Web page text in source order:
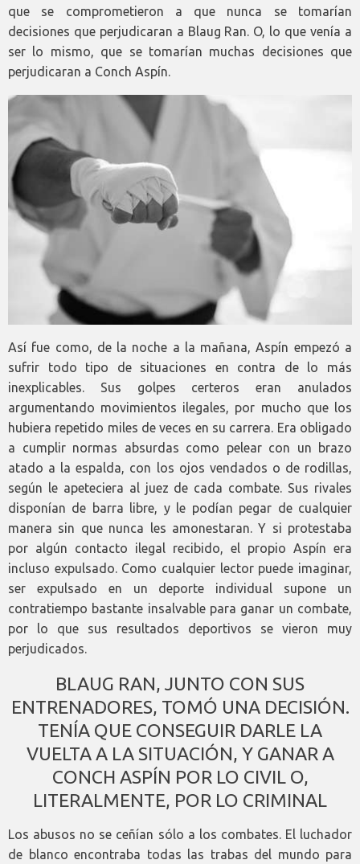
que se comprometieron a que nunca se tomarían
decisiones que perjudicaran a Blaug Ran. O, lo que venía a
ser lo mismo, que se tomarían muchas decisiones que
perjudicaran a Conch Aspín.
Así fue como, de la noche a la mañana, Aspín empezó a
sufrir todo tipo de situaciones en contra de lo más
inexplicables. Sus golpes certeros eran anulados
argumentando movimientos ilegales, por mucho que los
hubiera repetido miles de veces en su carrera. Era obligado
a cumplir normas absurdas como pelear con un brazo
atado a la espalda, con los ojos vendados o de rodillas,
según le apeteciera al juez de cada combate. Sus rivales
disponían de barra libre, y le podían pegar de cualquier
manera sin que nunca les amonestaran. Y si protestaba
por algún contacto ilegal recibido, el propio Aspín era
incluso expulsado. Como cualquier lector puede imaginar,
ser expulsado en un deporte individual supone un
contratiempo bastante insalvable para ganar un combate,
por lo que sus resultados deportivos se vieron muy
perjudicados.
BLAUG RAN, JUNTO CON SUS
ENTRENADORES, TOMÓ UNA DECISIÓN.
TENÍA QUE CONSEGUIR DARLE LA
VUELTA A LA SITUACIÓN, Y GANAR A
CONCH ASPÍN POR LO CIVIL O,
LITERALMENTE, POR LO CRIMINAL
Los abusos no se ceñían sólo a los combates. El luchador
de blanco encontraba todas las trabas del mundo para